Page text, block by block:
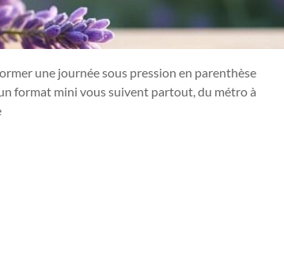
une journée sous pression en parenthèse
format mini vous suivent partout, du métro à